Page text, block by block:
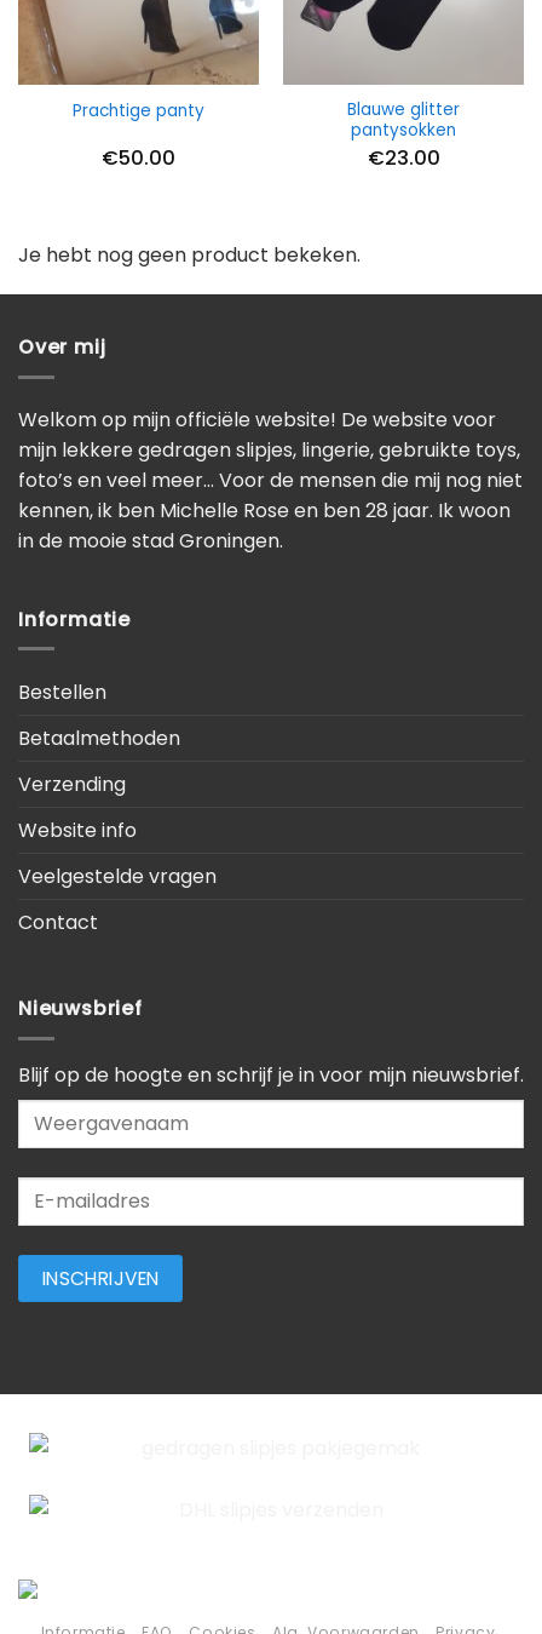
Prachtige panty
€50.00
Blauwe glitter
pantysokken
€23.00
Je hebt nog geen product bekeken.
Over mij
Welkom op mijn officiële website! De website voor
mijn lekkere gedragen slipjes, lingerie, gebruikte toys,
foto’s en veel meer… Voor de mensen die mij nog niet
kennen, ik ben Michelle Rose en ben 28 jaar. Ik woon
in de mooie stad Groningen.
Informatie
Bestellen
Betaalmethoden
Verzending
Website info
Veelgestelde vragen
Contact
Nieuwsbrief
Blijf op de hoogte en schrijf je in voor mijn nieuwsbrief.